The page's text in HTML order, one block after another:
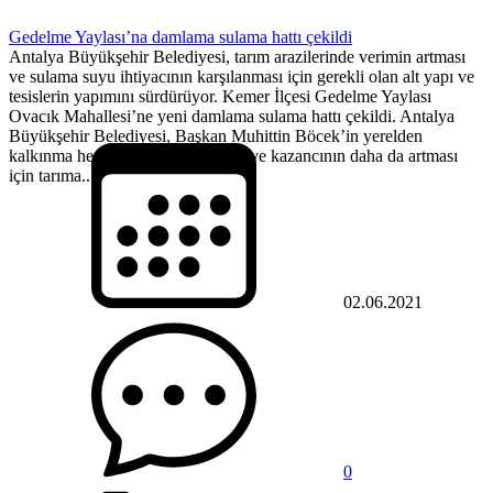
Gedelme Yaylası’na damlama sulama hattı çekildi
Antalya Büyükşehir Belediyesi, tarım arazilerinde verimin artması
ve sulama suyu ihtiyacının karşılanması için gerekli olan alt yapı ve
tesislerin yapımını sürdürüyor. Kemer İlçesi Gedelme Yaylası
Ovacık Mahallesi’ne yeni damlama sulama hattı çekildi. Antalya
Büyükşehir Belediyesi, Başkan Muhittin Böcek’in yerelden
kalkınma hedefiyle çiftçinin verim ve kazancının daha da artması
için tarıma...
02.06.2021
0